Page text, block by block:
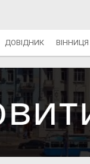
ДОВІДНИК ВІННИЦЯ